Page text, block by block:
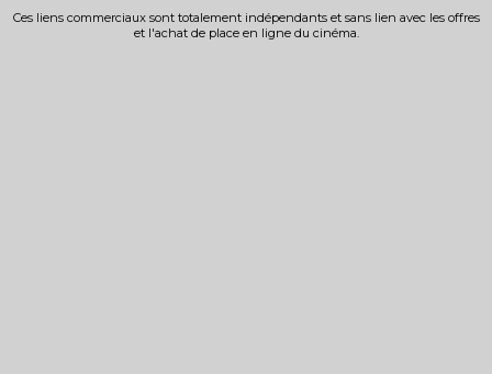
Ces liens commerciaux sont totalement indépendants et sans lien avec les offres
et l'achat de place en ligne du cinéma.